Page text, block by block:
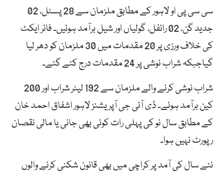
سی سی پی او لاہور کے مطابق ملزمان سے 28 پسٹل، 02
جدید گن، 02 رائفل، گولیاں اور شیل برآمد ہوئیں۔ فائر ایکٹ
کی خلاف ورزی پر 20 مقدمات میں 30 ملزمان کو دھر لیا
گیاجبکہ شراب نوشی پر 24 مقدمات درج کئے گئے۔
شراب نوشی کرنے والے ملزمان سے 192 لیٹر شراب اور 200
کین برآمد ہوئے۔ ڈی آئی جی آپریشنز لاہور اشفاق احمد خان
کے مطابق سال نو کی پہلی رات کوئی بھی جانی یا مالی نقصان
رپورٹ نہیں ہوا۔
نئےسالکیآمدپر کراچی میں بھی قانون شکنی کرنے والوں